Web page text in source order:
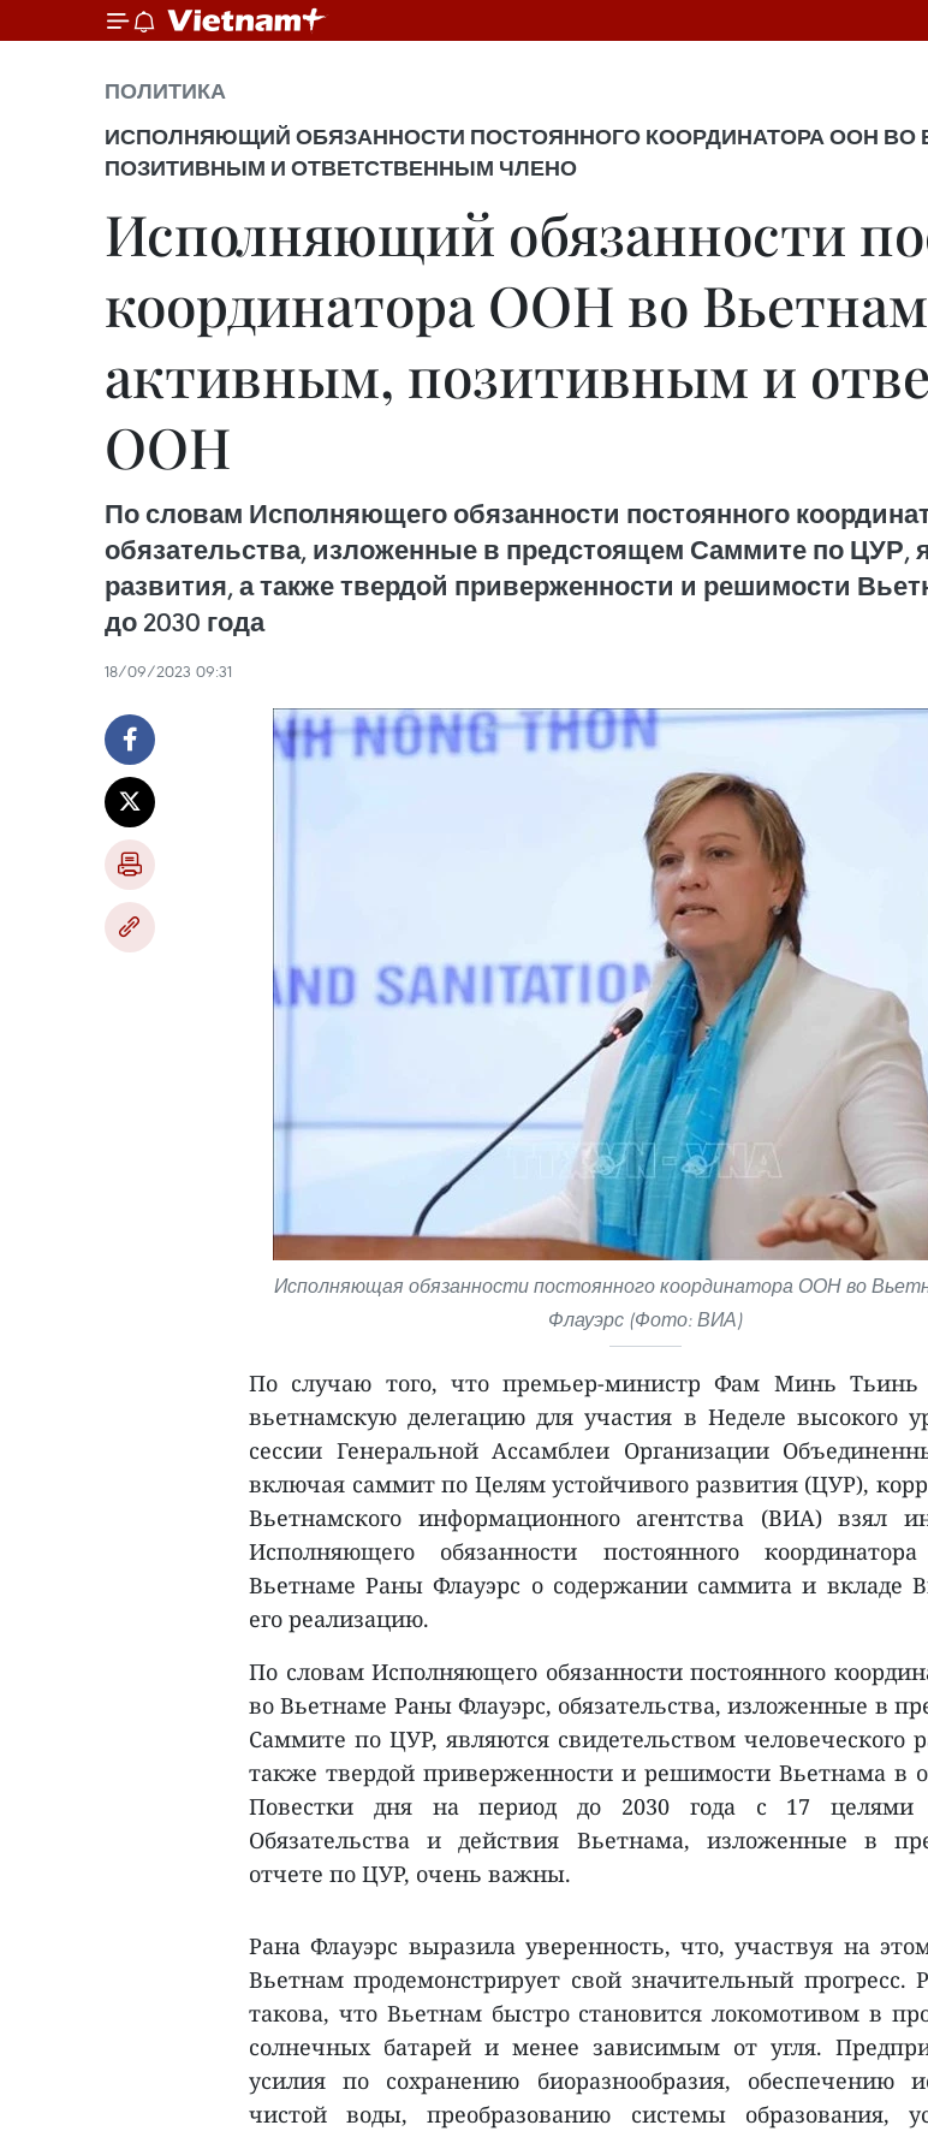
ПОЛИТИКА
ИСПОЛНЯЮЩИЙ ОБЯЗАННОСТИ ПОСТОЯННОГО КООРДИНАТОРА ООН ВО
ПОЗИТИВНЫМ И ОТВЕТСТВЕННЫМ ЧЛЕНО
Исполняющий обязанности
координатора ООН во
активным, позитивным и
ООН
По словам Исполняющего обязанности постоянного
обязательства, изложенные в предстоящем Саммите по ЦУР,
развития, а также твердой приверженности и решимости
до 2030 года
18/09/2023 09:31
Исполняющая обязанности постоянного координатора ООН во
Флауэрс (Фото: ВИА)
По случаю того, что премьер-министр Фам Минь Тьинь
вьетнамскую делегацию для участия в Неделе высокого
сессии Генеральной Ассамблеи Организации
включая саммит по Целям устойчивого развития (ЦУР),
Вьетнамского информационного агентства (ВИА) взял
Исполняющего обязанности постоянного
Вьетнаме Раны Флауэрс о содержании саммита и вкладе
его реализацию.
По словам Исполняющего обязанности постоянного
во Вьетнаме Раны Флауэрс, обязательства, изложенные в
Саммите по ЦУР, являются свидетельством человеческого
также твердой приверженности и решимости Вьетнама в
Повестки дня на период до 2030 года с 17 целями
Обязательства и действия Вьетнама, изложенные в
отчете по ЦУР, очень важны.
Рана Флауэрс выразила уверенность, что, участвуя на
Вьетнам продемонстрирует свой значительный прогресс.
такова, что Вьетнам быстро становится локомотивом в
солнечных батарей и менее зависимым от угля.
усилия по сохранению биоразнообразия, обеспечению
чистой воды, преобразованию системы образования,